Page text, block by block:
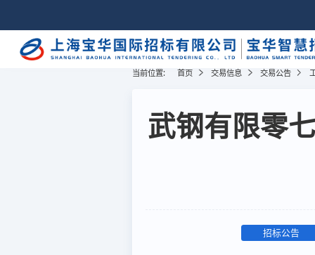
当前位置: 首页 交易信息 交易公告
武钢有限零
招标公告